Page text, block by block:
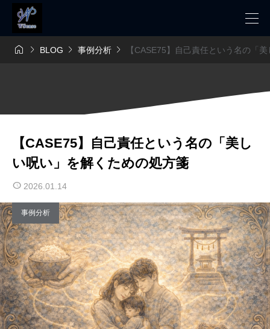
  BLOG  事例分析  【CASE75】自己責任という名の「
【CASE75】自己責任という名の「美し
い呪い」を解くための処方箋
2026.01.14
事例分析